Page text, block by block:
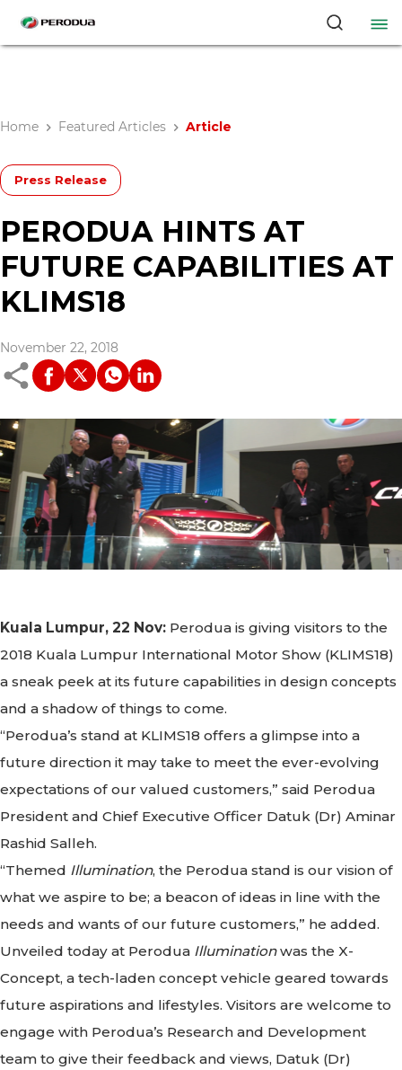
Home Featured Articles Article
Press Release
PERODUA HINTS AT
FUTURE CAPABILITIES AT
KLIMS18
November 22, 2018
Kuala Lumpur, 22 Nov: Perodua is giving visitors to the
2018 Kuala Lumpur International Motor Show (KLIMS18)
a sneak peek at its future capabilities in design concepts
and a shadow of things to come.
“Perodua’s stand at KLIMS18 offers a glimpse into a
future direction it may take to meet the ever-evolving
expectations of our valued customers,” said Perodua
President and Chief Executive Officer Datuk (Dr) Aminar
Rashid Salleh.
“Themed Illumination, the Perodua stand is our vision of
what we aspire to be; a beacon of ideas in line with the
needs and wants of our future customers,” he added.
Unveiled today at Perodua Illuminationwas the X-
Concept, a tech-laden concept vehicle geared towards
future aspirations and lifestyles. Visitors are welcome to
engage with Perodua’s Research and Development
team to give their feedback and views, Datuk (Dr)